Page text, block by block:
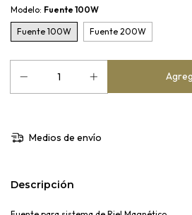
Modelo: Fuente 100W
Fuente 100W Fuente 200W
Medios de envío
Descripción